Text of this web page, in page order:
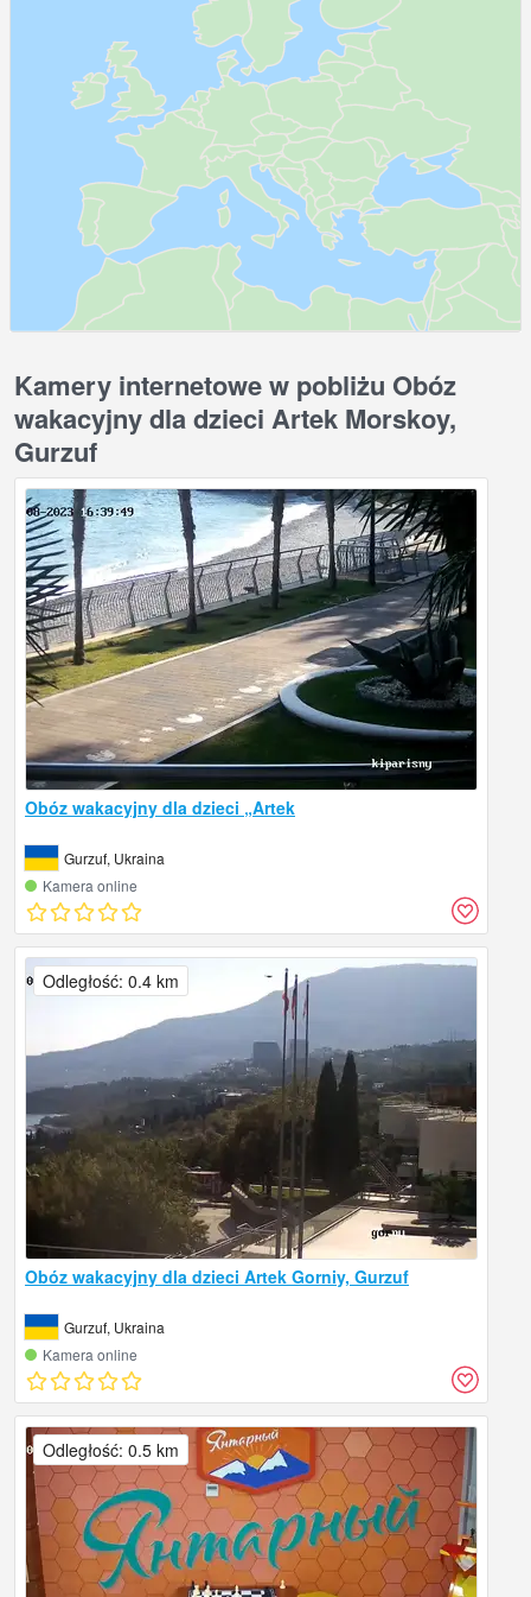
Kamery internetowe w pobliżu Obóz
wakacyjny dla dzieci Artek Morskoy,
Gurzuf
Obóz wakacyjny dla dzieci „Artek
Gurzuf, Ukraina
Kamera online
Obóz wakacyjny dla dzieci Artek Gorniy, Gurzuf
Gurzuf, Ukraina
Kamera online
Odległość: 0.4 km
Odległość: 0.5 km